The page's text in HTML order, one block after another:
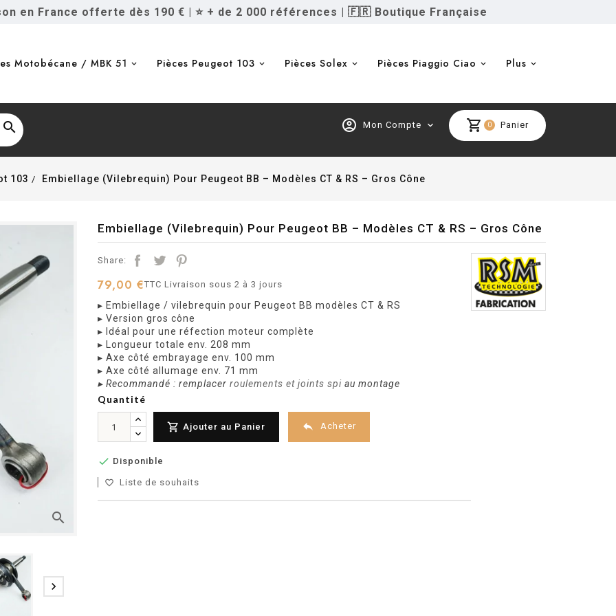
en France offerte dès 190 € | ⭐ + de 2 000 références | 🇫🇷 Boutique Française
Motobécane / MBK 51 Pièces Peugeot 103 Pièces Solex Pièces Piaggio Ciao Plus
 shopping_cart 0 Panier
account_circle Mon Compte expand_more
103 Embiellage (Vilebrequin) Pour Peugeot BB – Modèles CT & RS – Gros Cône
search

Embiellage (Vilebrequin) Pour Peugeot BB – Modèles CT & RS – Gros Cône
Share:
79,00 €TTC Livraison sous 2 à 3 jours
▸ Embiellage / vilebrequin pour Peugeot BB modèles CT & RS
▸ Version gros cône
▸ Idéal pour une réfection moteur complète
▸ Longueur totale env. 208 mm
▸ Axe côté embrayage env. 100 mm
▸ Axe côté allumage env. 71 mm
▸ Recommandé : remplacer roulements et joints spiau montage
Quantité
 Ajouter au Panier  Acheter
 Disponible
favorite_border Liste de souhaits